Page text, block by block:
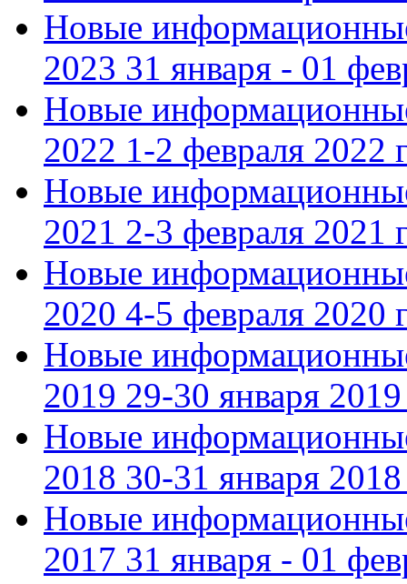
Новые
2023 31 января - 01
Новые
2022 1-2 февраля 2022
Новые
2021 2-3 февраля 2021
Новые
2020 4-5 февраля 2020
Новые
2019 29-30 января 2019
Новые
2018 30-31 января 2018
Новые
2017 31 января - 01